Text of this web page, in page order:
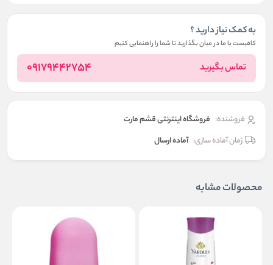
به کمک نیاز دارید ؟
کافیست با ما در میان بگذارید تا شما را راهنمایی کنیم
تماس بگیرید 09179442754
فروشنده: فروشگاه اینترنتی قشم مارت
زمان آماده سازی: آماده ارسال
محصولات مشابه